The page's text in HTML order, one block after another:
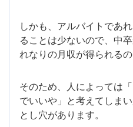
しかも、アルバイトであ
ることは少ないので、中
れなりの月収が得られるの
そのため、人によっては
でいいや」と考えてしま
とし穴があります。